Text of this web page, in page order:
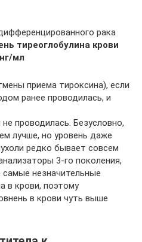
рака
тиреоглобулина крови
мл
приема тироксина), если
ранее проводилась, и
проводилась. Безусловно,
лучше, но уровень даже
редко бывает совсем
3-го поколения,
незначительные
в крови, поэтому
в крови чуть выше